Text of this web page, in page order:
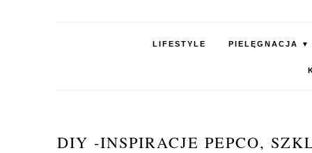
LIFESTYLE PIELĘGNACJA ▼
DIY -INSPIRACJE PEPCO,